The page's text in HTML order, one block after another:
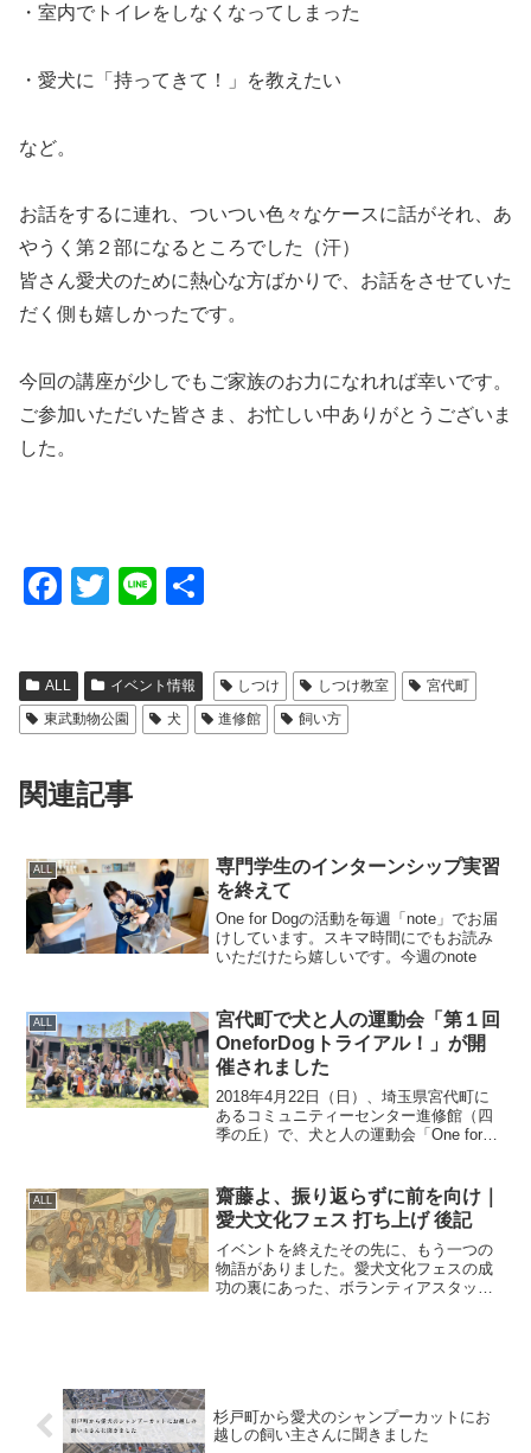
・室内でトイレをしなくなってしまった
・愛犬に「持ってきて！」を教えたい
など。
お話をするに連れ、ついつい色々なケースに話がそれ、あ
やうく第２部になるところでした（汗）
皆さん愛犬のために熱心な方ばかりで、お話をさせていた
だく側も嬉しかったです。
今回の講座が少しでもご家族のお力になれれば幸いです。
ご参加いただいた皆さま、お忙しい中ありがとうございま
した。
F
c
e
b
o
o
k
T
tt
er
Li
e
ALL イベント情報 しつけ しつけ教室
宮代町
東武動物公園
犬 進修館 飼い方
関連記事
ALL
専門学生のインターンシップ実習
を終えて
One for Dogの活動を毎週「note」でお届
けしています。スキマ時間にでもお読み
いただけたら嬉しいです。今週のnote
ALL
宮代町で犬と人の運動会「第１回
OneforDogトライアル！」が開
催されました
2018年4月22日（日）、埼玉県宮代町に
あるコミュニティーセンター進修館（四
季の丘）で、犬と人の運動会「One for
ALL
齋藤よ、振り返らずに前を向け｜
愛犬文化フェス 打ち上げ 後記
イベントを終えたその先に、もう一つの
物語がありました。愛犬文化フェスの成
功の裏にあった、ボランティアスタッフ
杉戸町から愛犬のシャンプーカットにお
越しの飼い主さんに聞きました